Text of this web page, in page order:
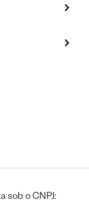
sob o CNPJ: